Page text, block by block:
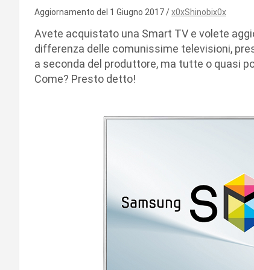
Aggiornamento del 1 Giugno 2017 x0xShinobix0x
Avete acquistato una Smart TV e volete
differenza delle comunissime televisioni,
a seconda del produttore, ma tutte o quasi
Come? Presto detto!